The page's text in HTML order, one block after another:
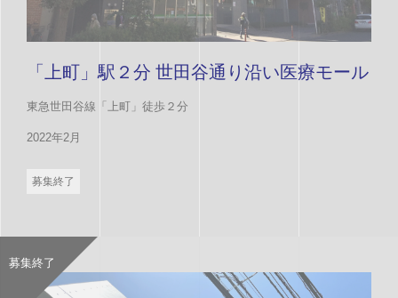
「上町」駅２分 世田谷通り沿い医療モール
東急世田谷線「上町」徒歩２分
2022年2月
募集終了
募集終了